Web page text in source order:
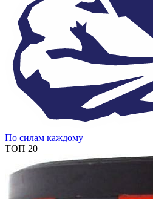
По силам каждому
ТОП 20